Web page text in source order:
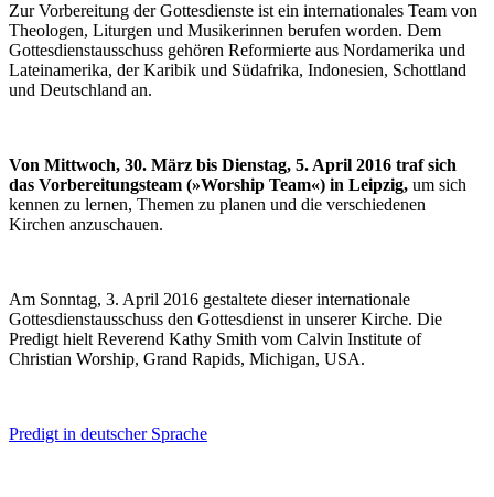
Zur Vorbereitung der Gottesdienste ist ein internationales Team von
Theologen, Liturgen und Musikerinnen berufen worden. Dem
Gottesdienstausschuss gehören Reformierte aus Nordamerika und
Lateinamerika, der Karibik und Südafrika, Indonesien, Schottland
und Deutschland an.
Von Mittwoch, 30. März bis Dienstag, 5. April 2016 traf sich
das Vorbereitungsteam (»Worship Team«) in Leipzig, um sich
kennen zu lernen, Themen zu planen und die verschiedenen
Kirchen anzuschauen.
Am Sonntag, 3. April 2016 gestaltete dieser internationale
Gottesdienstausschuss den Gottesdienst in unserer Kirche. Die
Predigt hielt Reverend Kathy Smith vom Calvin Institute of
Christian Worship, Grand Rapids, Michigan, USA.
Predigt in deutscher Sprache